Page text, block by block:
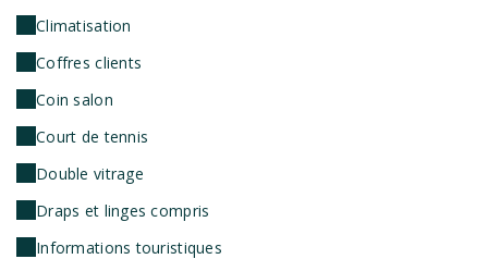
Climatisation
Coffres clients
Coin salon
Court de tennis
Double vitrage
Draps et linges compris
Informations touristiques